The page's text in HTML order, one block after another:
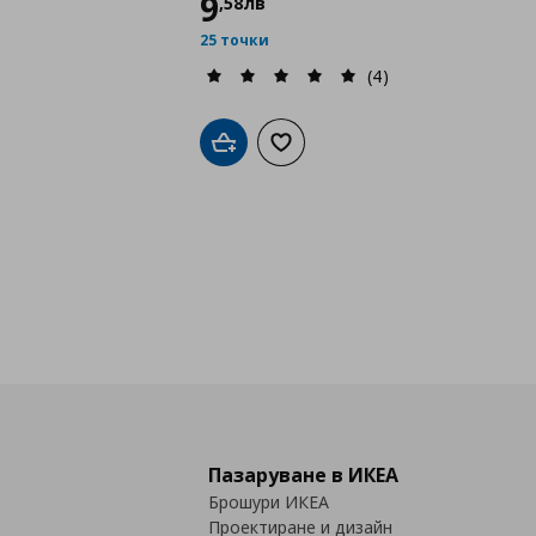
25 точки
(4)
Добави в кошницата
Добави към списъка с любими
Пазаруване в ИКЕА
Брошури ИКЕА
Проектиране и дизайн